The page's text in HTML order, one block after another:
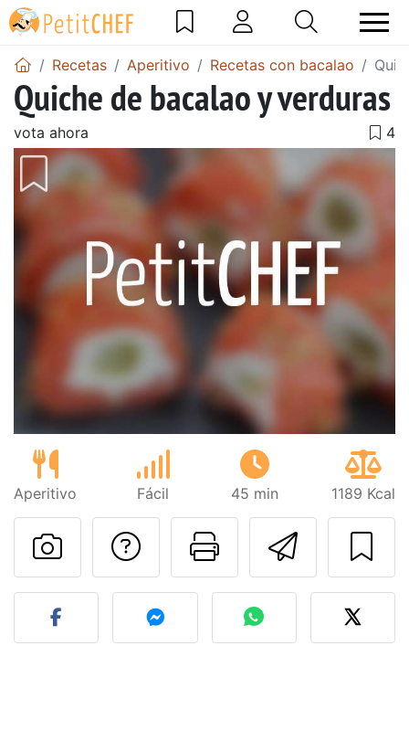
Recetas Aperitivo Recetas con bacalao
Quiche de bacalao y verduras
vota ahora
Aperitivo Fácil 45 min 1189 Kcal
Imprimir
Preguntar al autor
Publicar la foto de esta